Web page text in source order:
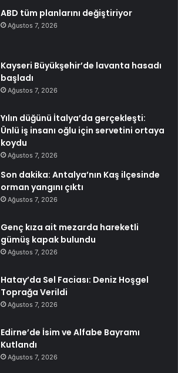
ABD tüm planlarını değiştiriyor
Ağustos 7, 2026
Kayseri Büyükşehir’de lavanta hasadı
başladı
Ağustos 7, 2026
Yılın düğünü İtalya’da gerçekleşti:
Ünlü iş insanı oğlu için servetini ortaya
koydu
Ağustos 7, 2026
Son dakika: Antalya’nın Kaş ilçesinde
orman yangını çıktı
Ağustos 7, 2026
Genç kıza ait mezarda hareketli
gümüş kapak bulundu
Ağustos 7, 2026
Hatay’da Sel Faciası: Deniz Hoşgel
Toprağa Verildi
Ağustos 7, 2026
Edirne’de İsim ve Alfabe Bayramı
Kutlandı
Ağustos 7, 2026